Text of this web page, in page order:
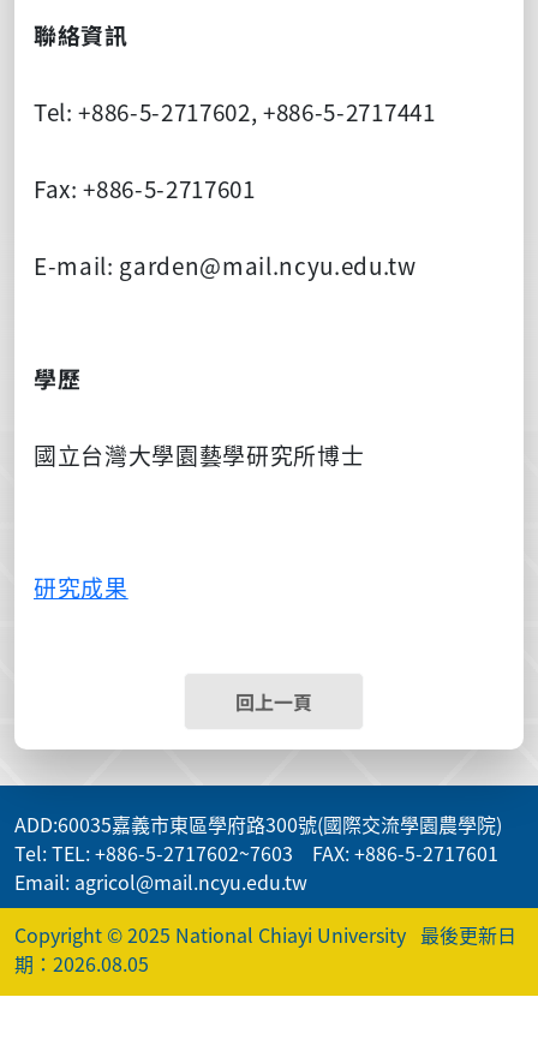
聯絡資訊
Tel: +886-5-2717602, +886-5-2717441
Fax: +886-5-2717601
E-mail: garden@mail.ncyu.edu.tw
學歷
國立台灣大學園藝學研究所博士
研究成果
回上一頁
ADD:60035嘉義市東區學府路300號(國際交流學園農學院)
Tel: TEL: +886-5-2717602~7603 FAX: +886-5-2717601
Email: agricol@mail.ncyu.edu.tw
Copyright © 2025 National Chiayi University 最後更新日
期：2026.08.05